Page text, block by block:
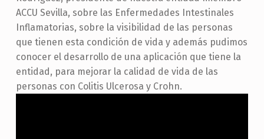
ACCU Sevilla, sobre las Enfermedades Intestinales
Inflamatorias, sobre la visibilidad de las personas
que tienen esta condición de vida y además pudimos
conocer el desarrollo de una aplicación que tiene la
entidad, para mejorar la calidad de vida de las
personas con Colitis Ulcerosa y Crohn.